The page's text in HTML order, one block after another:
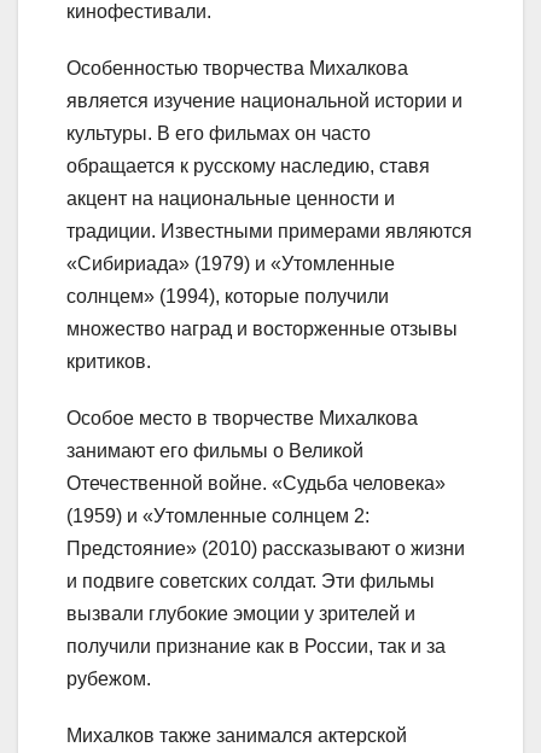
кинофестивали.
Особенностью творчества Михалкова
является изучение национальной истории и
культуры. В его фильмах он часто
обращается к русскому наследию, ставя
акцент на национальные ценности и
традиции. Известными примерами являются
«Сибириада» (1979) и «Утомленные
солнцем» (1994), которые получили
множество наград и восторженные отзывы
критиков.
Особое место в творчестве Михалкова
занимают его фильмы о Великой
Отечественной войне. «Судьба человека»
(1959) и «Утомленные солнцем 2:
Предстояние» (2010) рассказывают о жизни
и подвиге советских солдат. Эти фильмы
вызвали глубокие эмоции у зрителей и
получили признание как в России, так и за
рубежом.
Михалков также занимался актерской